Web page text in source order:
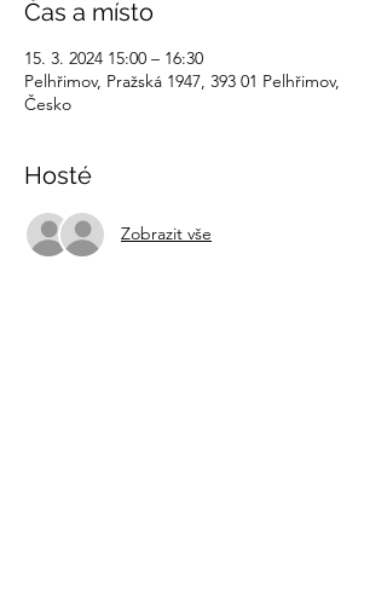
Čas a místo
15. 3. 2024 15:00 – 16:30
Pelhřimov, Pražská 1947, 393 01 Pelhřimov,
Česko
Hosté
Zobrazit vše